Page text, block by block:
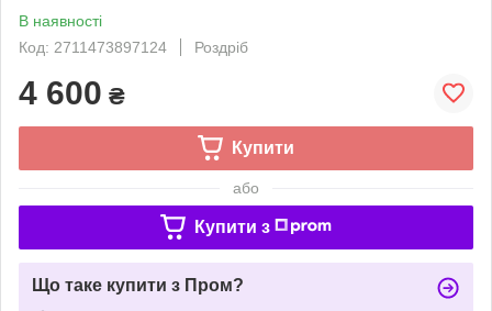
В наявності
Код: 2711473897124
Роздріб
4 600 ₴
Купити
або
Купити з
Що таке купити з Пром?